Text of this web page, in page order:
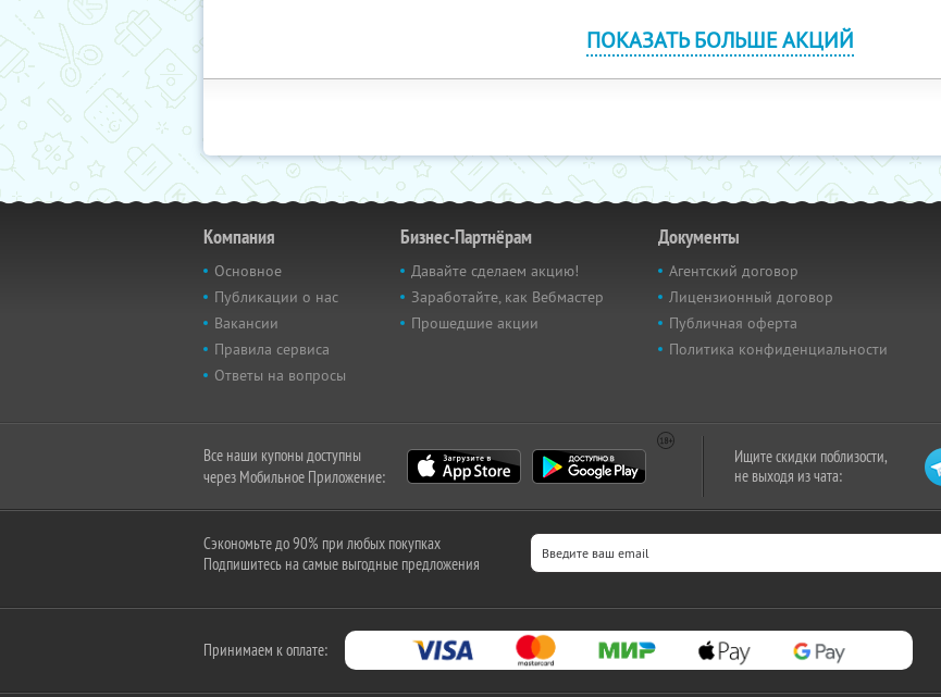
ПОКАЗАТЬ БОЛЬШЕ АКЦИЙ
Компания
Основное
Публикации о нас
Вакансии
Правила сервиса
Ответы на вопросы
Бизнес-Партнёрам
Давайте сделаем акцию!
Заработайте, как Вебмастер
Прошедшие акции
Документы
Агентский договор
Лицензионный договор
Публичная оферта
Политика конфиденциальности
Все наши купоны доступны
через Мобильное Приложение:
Ищите скидки поблизости,
не выходя из чата:
Сэкономьте до 90% при любых покупках
Подпишитесь на самые выгодные предложения
Принимаем к оплате: